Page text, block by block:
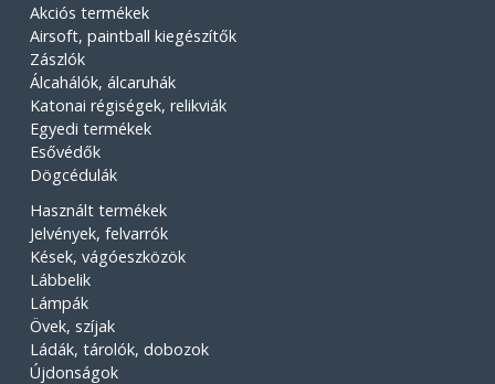
Akciós termékek
Airsoft, paintball kiegészítők
Zászlók
Álcahálók, álcaruhák
Katonai régiségek, relikviák
Egyedi termékek
Esővédők
Dögcédulák
Használt termékek
Jelvények, felvarrók
Kések, vágóeszközök
Lábbelik
Lámpák
Övek, szíjak
Ládák, tárolók, dobozok
Újdonságok